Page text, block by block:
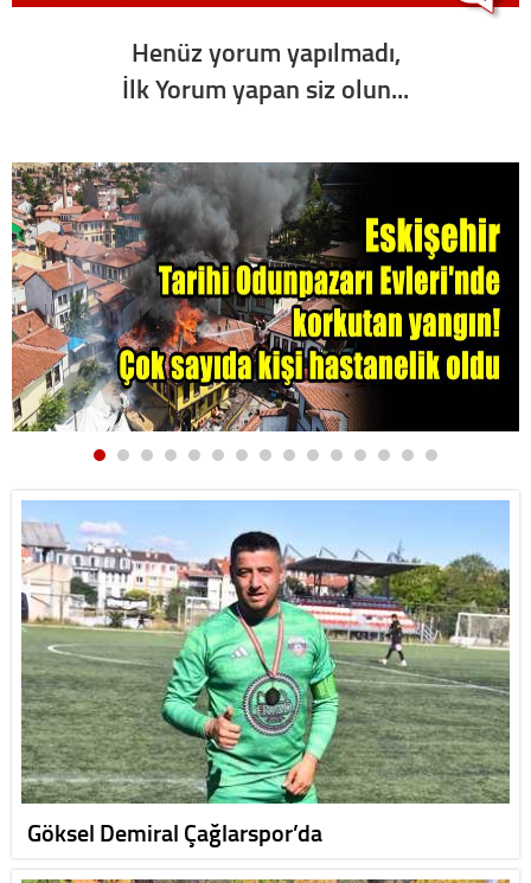
Henüz yorum yapılmadı,
İlk Yorum yapan siz olun...
Göksel Demiral Çağlarspor’da